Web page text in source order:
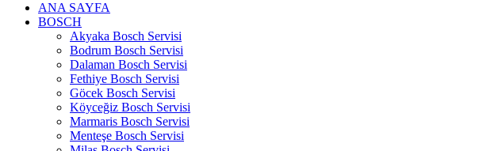
ANA SAYFA
BOSCH
Akyaka Bosch Servisi
Bodrum Bosch Servisi
Dalaman Bosch Servisi
Fethiye Bosch Servisi
Göcek Bosch Servisi
Köyceğiz Bosch Servisi
Marmaris Bosch Servisi
Menteşe Bosch Servisi